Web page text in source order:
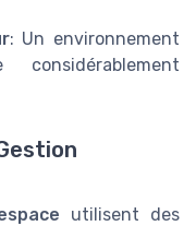
: Un environnement
utilisent des